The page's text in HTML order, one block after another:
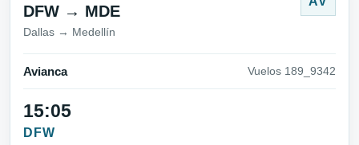
DFW → MDE
Dallas → Medellín
Avianca Vuelos 189_9342
15:05
DFW